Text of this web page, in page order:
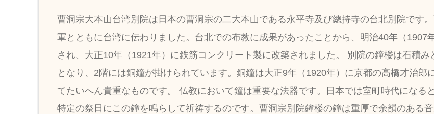
曹洞宗大本山台湾別院は日本の曹洞宗の二大本山である永平寺及び總持寺の台北別院です
軍とともに台湾に伝わりました。台北での布教に成果があったことから、明治40年（1907
され、大正10年（1921年）に鉄筋コンクリート製に改築されました。 別院の鐘楼は石積
となり、2階には銅鐘が掛けられています。銅鐘は大正9年（1920年）に京都の高橋才治
てたいへん貴重なものです。 仏教において鐘は重要な法器です。日本では室町時代になる
特定の祭日にこの鐘を鳴らして祈祷するのです。曹洞宗別院鐘楼の鐘は重厚で余韻のある